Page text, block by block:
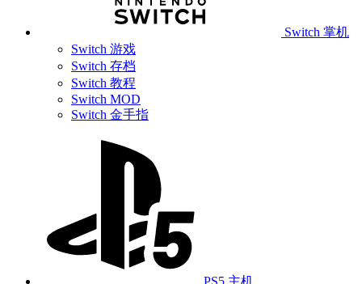
Switch 掌机
Switch 游戏
Switch 存档
Switch 教程
Switch MOD
Switch 金手指